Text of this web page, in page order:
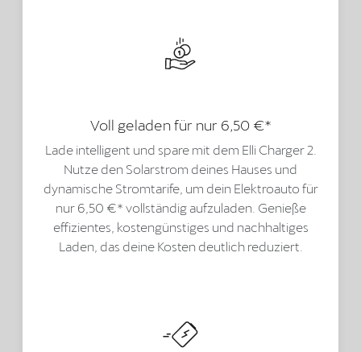
Voll geladen für nur 6,50 €*
Lade intelligent und spare mit dem Elli Charger 2.
Nutze den Solarstrom deines Hauses und
dynamische Stromtarife, um dein Elektroauto für
nur 6,50 €* vollständig aufzuladen. Genieße
effizientes, kostengünstiges und nachhaltiges
Laden, das deine Kosten deutlich reduziert.